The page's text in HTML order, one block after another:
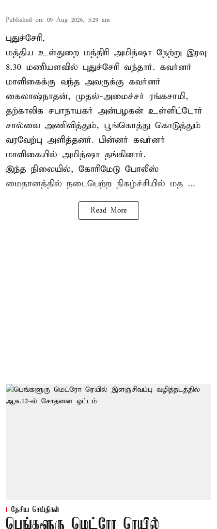
Published on: 09 Aug 2026, 5:29 am
புதுச்சேரி,
மத்திய உள்துறை மந்திரி அமித்ஷா நேற்று இரவு
8.30 மணியளவில் புதுச்சேரி வந்தார். கவர்னர்
மாளிகைக்கு வந்த அவருக்கு கவர்னர்
கைலாஷ்நாதன், முதல்-அமைச்சர் ரங்கசாமி,
தற்காலிக சபாநாயகர் அன்பழகன் உள்ளிட்டோர்
சால்வை அணிவித்தும், பூங்கொத்து கொடுத்தும்
வரவேற்பு அளித்தனர். பின்னர் கவர்னர்
மாளிகையில் அமித்ஷா தங்கினார்.
இந்த நிலையில், கோரிமேடு போலீஸ்
மைதானத்தில் நடைபெற்ற நிகழ்ச்சியில் மத ...
Read More
தேசிய செய்திகள்
பெங்களூரு மெட்ரோ ரெயில்